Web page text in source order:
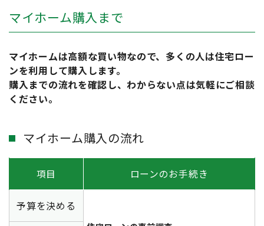
マイホーム購入まで
マイホームは高額な買い物なので、多くの人は住宅ロー
ンを利用して購入します。
購入までの流れを確認し、わからない点は気軽にご相談
ください。
マイホーム購入の流れ
項目 ローンのお手続き
予算を決める